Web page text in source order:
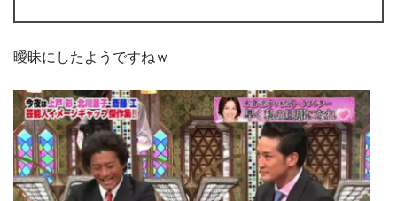
曖昧にしたようですねｗ